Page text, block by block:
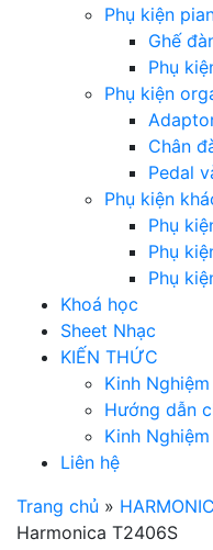
Phụ kiện
Ghế
Phụ
Phụ kiện
Chân
Pedal
Phụ kiện
Phụ
Phụ
Phụ
Khoá học
Sheet Nhạc
KIẾN THỨC
Kinh
Hướng dẫn
Kinh
Liên hệ
Trang chủ »
Harmonica T2406S